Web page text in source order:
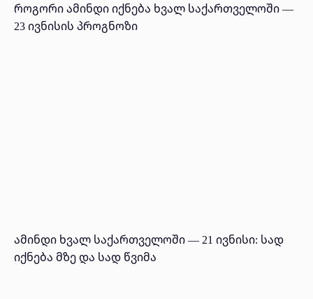
როგორი ამინდი იქნება ხვალ საქართველოში —
23 ივნისის პროგნოზი
ამინდი ხვალ საქართველოში — 21 ივნისი: სად
იქნება მზე და სად წვიმა